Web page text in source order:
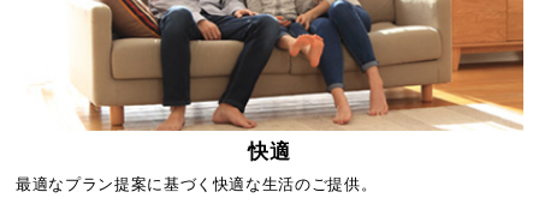
快適
最適なプラン提案に基づく快適な生活のご提供。